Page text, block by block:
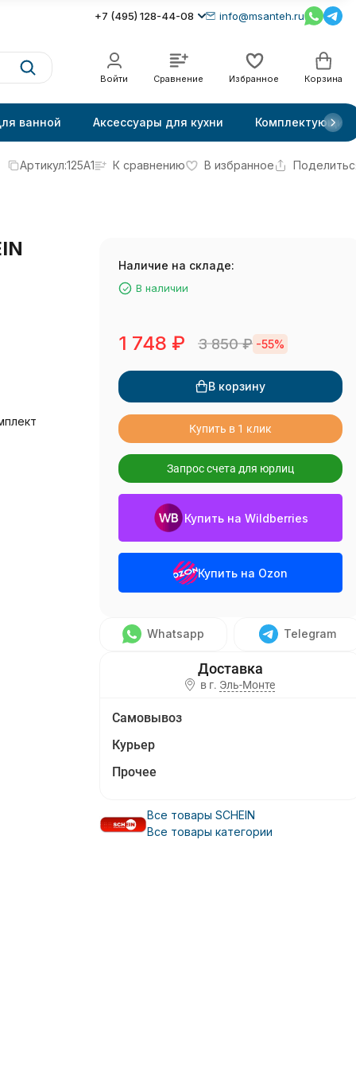
+7 (495) 128-44-08 info@msanteh.ru
Войти Сравнение Избранное Корзина
ванной Аксессуары для кухни Комплектующие
Артикул:125A1 К сравнению В избранное
Наличие на складе:
В наличии
1 748 ₽ 3 850₽ -55%
В корзину
Купить в 1 клик
Запрос счета для юрлиц
Купить на Wildberries
Купить на Ozon
Whatsapp Telegram
в г. Эль-Монте
Самовывоз
Курьер
Прочее
Все товары SCHEIN
Все товары категории